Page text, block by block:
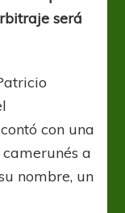
será
con una
a
nombre, un